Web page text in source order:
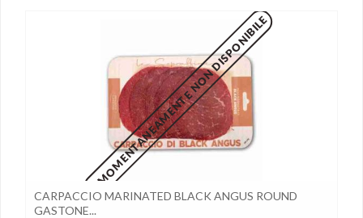
MOMENTANEAMENTE NON DISPONIBILE
CARPACCIO MARINATED BLACK ANGUS ROUND
GASTONE...